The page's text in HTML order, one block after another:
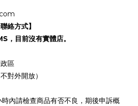
絡方式】
目前沒有實體店。
區
對外開放）
時內請檢查商品有否不良，期後申訴概